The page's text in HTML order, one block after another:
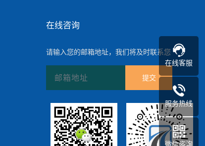
在线咨询
请输入您的邮箱地址，我们将及时联系您
提交
在线客服
服务热线
微信咨询